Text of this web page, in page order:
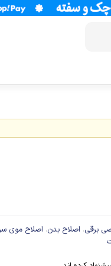
برقی، اصلاح بدن، اصلاح موی